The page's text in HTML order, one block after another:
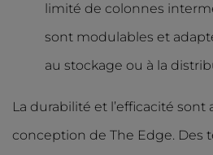
limité de colonnes
sont modulables et
au stockage ou à la
La durabilité et l’efficacité
conception de The Edge. Des